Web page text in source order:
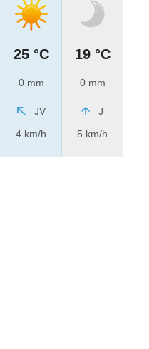
25 °C
0 mm
JV
4 km/h
19 °C
0 mm
J
5 km/h